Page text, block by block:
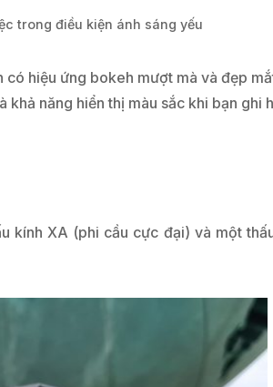
trong điều kiện ánh sáng yếu
hiệu ứng bokeh mượt mà và đẹp
năng hiển thị màu sắc khi bạn ghi
kính XA (phi cầu cực đại) và một